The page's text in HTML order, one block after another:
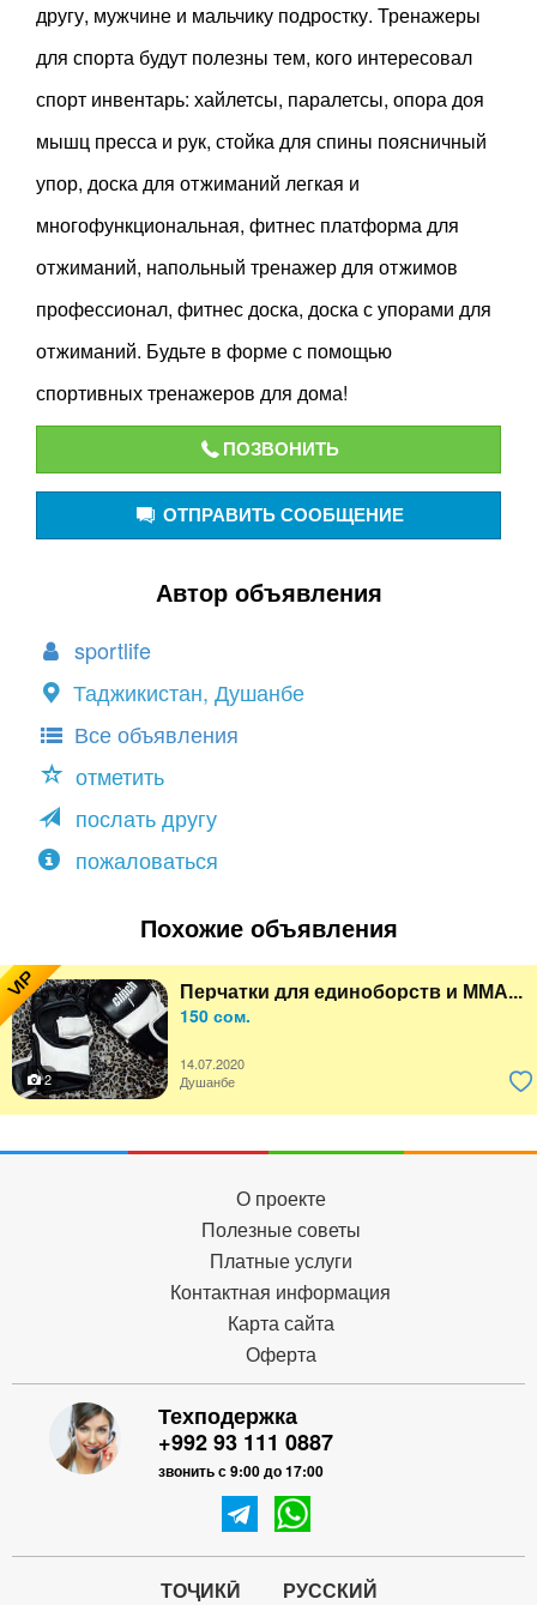
другу, мужчине и мальчику подростку. Тренажеры
для спорта будут полезны тем, кого интересовал
спорт инвентарь: хайлетсы, паралетсы, опора доя
мышц пресса и рук, стойка для спины поясничный
упор, доска для отжиманий легкая и
многофункциональная, фитнес платформа для
отжиманий, напольный тренажер для отжимов
профессионал, фитнес доска, доска с упорами для
отжиманий. Будьте в форме с помощью
спортивных тренажеров для дома!
ПОЗВОНИТЬ
ОТПРАВИТЬ СООБЩЕНИЕ
Автор объявления
sportlife
Таджикистан, Душанбе
Все объявления
отметить
послать другу
пожаловаться
Похожие объявления
VIP Перчатки для единоборств и MMA...
150 сом.
14.07.2020
2
Душанбе
О проекте
Полезные советы
Платные услуги
Контактная информация
Карта сайта
Оферта
Техподержка
+992 93 111 0887
звонить с 9:00 до 17:00
ТОҶИКӢ РУССКИЙ